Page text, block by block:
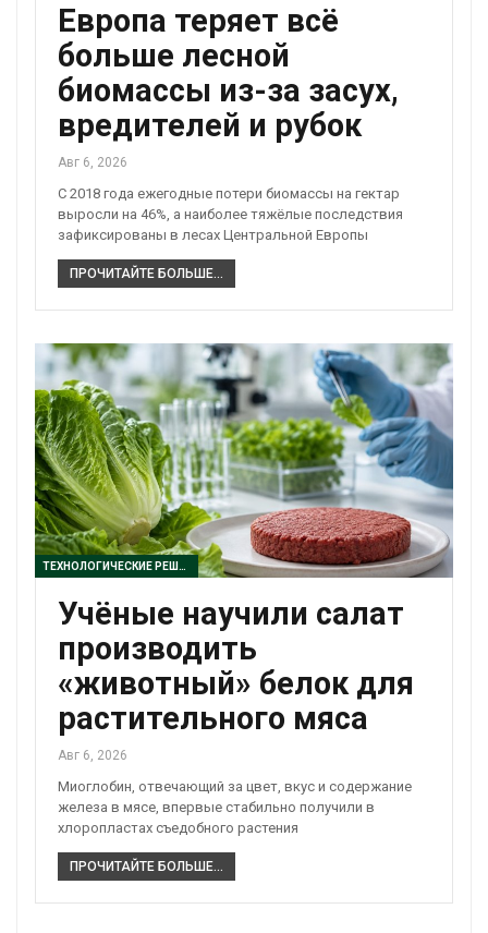
Европа теряет всё
больше лесной
биомассы из-за засух,
вредителей и рубок
Авг 6, 2026
С 2018 года ежегодные потери биомассы на гектар
выросли на 46%, а наиболее тяжёлые последствия
зафиксированы в лесах Центральной Европы
ПРОЧИТАЙТЕ БОЛЬШЕ...
ТЕХНОЛОГИЧЕСКИЕ РЕШЕНИЯ
Учёные научили салат
производить
«животный» белок для
растительного мяса
Авг 6, 2026
Миоглобин, отвечающий за цвет, вкус и содержание
железа в мясе, впервые стабильно получили в
хлоропластах съедобного растения
ПРОЧИТАЙТЕ БОЛЬШЕ...